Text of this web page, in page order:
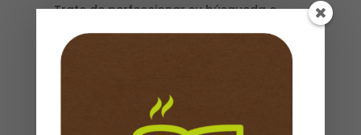
Trate de perfeccionar su búsqueda o
entrada.